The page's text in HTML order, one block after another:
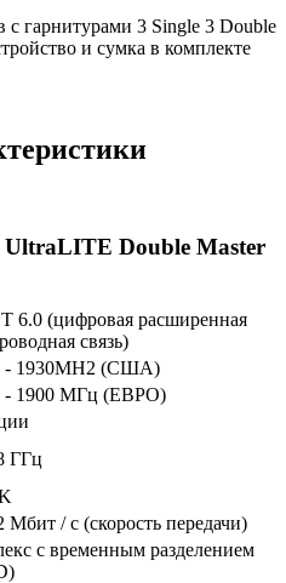
гарнитурами 3 Single 3 Double
и сумка в комплекте
UltraLITE Double Master
6.0 (цифровая расширенная
связь)
- 1930MH2 (США)
- 1900 МГц (ЕВРО)
ГГц
Мбит / с (скорость передачи)
с временным разделением